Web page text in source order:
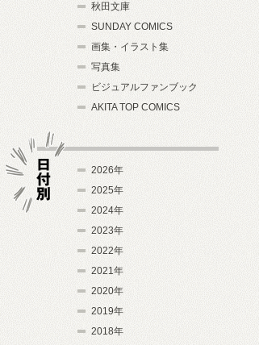
秋田文庫
SUNDAY COMICS
画集・イラスト集
写真集
ビジュアルファンブック
AKITA TOP COMICS
2026年
2025年
2024年
2023年
2022年
2021年
2020年
2019年
2018年